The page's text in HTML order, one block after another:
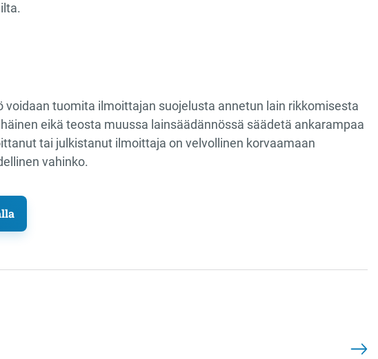
tuomita ilmoittajan suojelusta annetun lain rikkomisesta
eikä teosta muussa lainsäädännössä säädetä ankarampaa
tai julkistanut ilmoittaja on velvollinen korvaamaan
vahinko.